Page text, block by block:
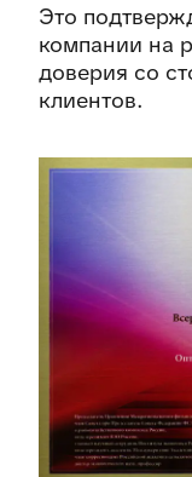
Это
компании на
доверия со
клиентов.